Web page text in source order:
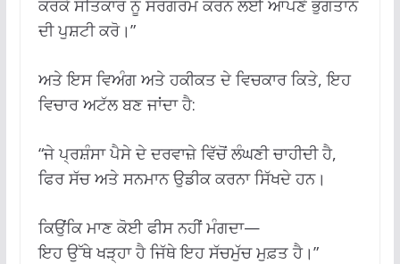
ਕਰਕੇ ਸਤਿਕਾਰ ਨੂੰ ਸਰਗਰਮ ਕਰਨ ਲਈ ਆਪਣੇ ਭੁਗਤਾਨ
ਦੀ ਪੁਸ਼ਟੀ ਕਰੋ।”
ਅਤੇ ਇਸ ਵਿਅੰਗ ਅਤੇ ਹਕੀਕਤ ਦੇ ਵਿਚਕਾਰ ਕਿਤੇ, ਇਹ
ਵਿਚਾਰ ਅਟੱਲ ਬਣ ਜਾਂਦਾ ਹੈ:
“ਜੇ ਪ੍ਰਸ਼ੰਸਾ ਪੈਸੇ ਦੇ ਦਰਵਾਜ਼ੇ ਵਿੱਚੋਂ ਲੰਘਣੀ ਚਾਹੀਦੀ ਹੈ,
ਫਿਰ ਸੱਚ ਅਤੇ ਸਨਮਾਨ ਉਡੀਕ ਕਰਨਾ ਸਿੱਖਦੇ ਹਨ।
ਕਿਉਂਕਿ ਮਾਣ ਕੋਈ ਫੀਸ ਨਹੀਂ ਮੰਗਦਾ—
ਇਹ ਉੱਥੇ ਖੜ੍ਹਾ ਹੈ ਜਿੱਥੇ ਇਹ ਸੱਚਮੁੱਚ ਮੁਫ਼ਤ ਹੈ।”